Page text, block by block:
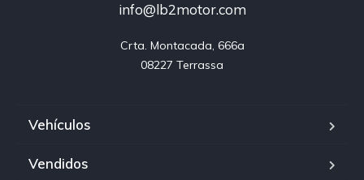
info@lb2motor.com
Crta. Montacada, 666a
08227 Terrassa
Vehículos
Vendidos